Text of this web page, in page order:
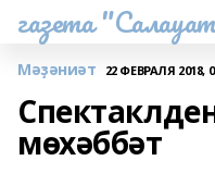
газета
Мәҙәниәт 22 ФЕВРАЛЯ 2018,
мөхәббәт